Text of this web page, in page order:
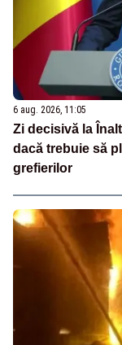
6 aug. 2026, 11:05
Zi decisivă la
dacă trebuie să
grefierilor